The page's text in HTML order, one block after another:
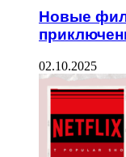
Новые
02.10.2025